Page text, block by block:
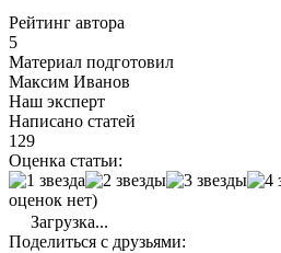
Рейтинг автора
5
Материал подготовил
Максим Иванов
Наш эксперт
Написано статей
129
Оценка статьи:
оценок нет)
Загрузка...
Поделиться с друзьями: